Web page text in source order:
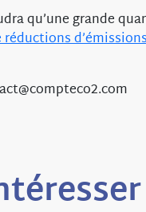
qu’une grande
réductions